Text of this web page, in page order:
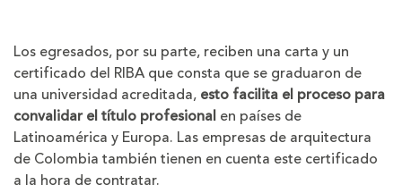
Los egresados, por su parte, reciben una carta y un
certificado del RIBA que consta que se graduaron de
una universidad acreditada, esto facilita el proceso para
convalidar el título profesional en países de
Latinoamérica y Europa. Las empresas de arquitectura
de Colombia también tienen en cuenta este certificado
a la hora de contratar.